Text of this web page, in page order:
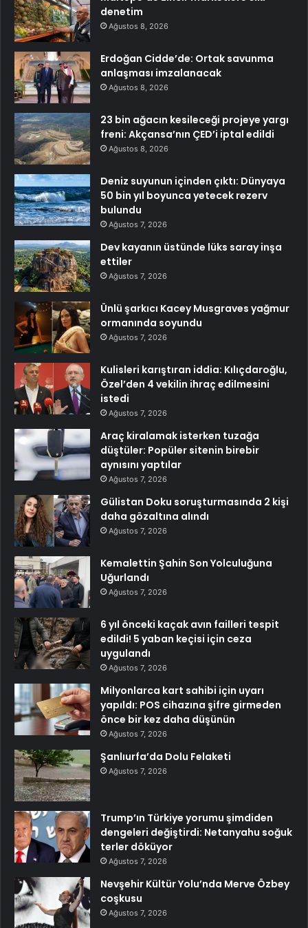
denetim
Ağustos 8, 2026
Erdoğan Cidde’de: Ortak savunma
anlaşması imzalanacak
Ağustos 8, 2026
23 bin ağacın kesileceği projeye yargı
freni: Akçansa’nın ÇED’i iptal edildi
Ağustos 8, 2026
Deniz suyunun içinden çıktı: Dünyaya
50 bin yıl boyunca yetecek rezerv
bulundu
Ağustos 7, 2026
Dev kayanın üstünde lüks saray inşa
ettiler
Ağustos 7, 2026
Ünlü şarkıcı Kacey Musgraves yağmur
ormanında soyundu
Ağustos 7, 2026
Kulisleri karıştıran iddia: Kılıçdaroğlu,
Özel’den 4 vekilin ihraç edilmesini
istedi
Ağustos 7, 2026
Araç kiralamak isterken tuzağa
düştüler: Popüler sitenin birebir
aynısını yaptılar
Ağustos 7, 2026
Gülistan Doku soruşturmasında 2 kişi
daha gözaltına alındı
Ağustos 7, 2026
Kemalettin Şahin Son Yolculuğuna
Uğurlandı
Ağustos 7, 2026
6 yıl önceki kaçak avın failleri tespit
edildi! 5 yaban keçisi için ceza
uygulandı
Ağustos 7, 2026
Milyonlarca kart sahibi için uyarı
yapıldı: POS cihazına şifre girmeden
önce bir kez daha düşünün
Ağustos 7, 2026
Şanlıurfa’da Dolu Felaketi
Ağustos 7, 2026
Trump’ın Türkiye yorumu şimdiden
dengeleri değiştirdi: Netanyahu soğuk
terler döküyor
Ağustos 7, 2026
Nevşehir Kültür Yolu’nda Merve Özbey
coşkusu
Ağustos 7, 2026